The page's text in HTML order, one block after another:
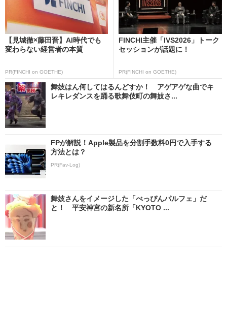
【見城徹×藤田晋】AI時代でも
変わらない経営者の本質
PR(FINCHI on GOETHE)
FINCHI主催「IVS2026」トーク
セッションが話題に！
PR(FINCHI on GOETHE)
舞妓はん何してはるんどすか！ アゲアゲな曲でキ
レキレダンスを踊る歌舞伎町の舞妓さ...
FPが解説！Apple製品を分割手数料0円で入手する
方法とは？
PR(Fav-Log)
舞妓さんをイメージした「べっぴんパルフェ」だ
と！ 平安神宮の新名所「KYOTO ...